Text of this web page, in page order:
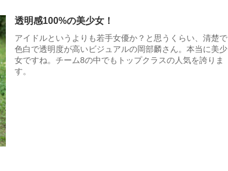
透明感100%の美少女！
アイドルというよりも若手女優か？と思うくらい、清楚で
色白で透明度が高いビジュアルの岡部麟さん。本当に美少
女ですね。チーム8の中でもトップクラスの人気を誇りま
す。